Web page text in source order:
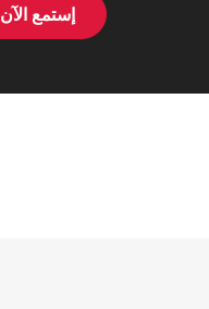
إستمع الآن